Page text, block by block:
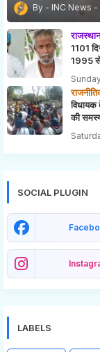
INC News
राजस्थान
1101
1995 से
विधायक
की
SOCIAL PLUGIN
LABELS